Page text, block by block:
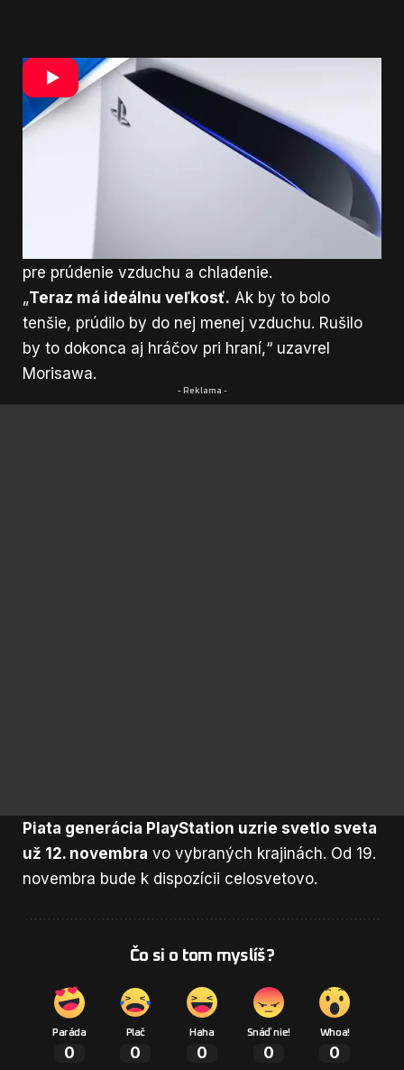
„Keď som začal kresliť, bolo to oveľa väčšie.
Netušil som, ako sa s tým popasujú inžinieri,“
uviedol Morisawa. „
Nakoniec mi povedali, že je
Takže som to vlastne musel od
prvého nákresu trochu zmenšiť.“
Morisawa si od začiatku uvedomoval, že
PlayStation 5 musí byť väčšia ako PS4, a to kvôli
vnútorným častiam a potrebe vytvoriť priestor
pre prúdenie vzduchu a chladenie.
„Teraz má ideálnu veľkosť. Ak by to bolo
tenšie, prúdilo by do nej menej vzduchu. Rušilo
by to dokonca aj hráčov pri hraní,“ uzavrel
Morisawa.
- Reklama -
Piata generácia PlayStation uzrie svetlo sveta
už 12. novembra vo vybraných krajinách. Od 19.
novembra bude k dispozícii celosvetovo.
Čo si o tom myslíš?
Paráda
0
Plač
0
Haha
0
Snáď nie!
0
Whoa!
0